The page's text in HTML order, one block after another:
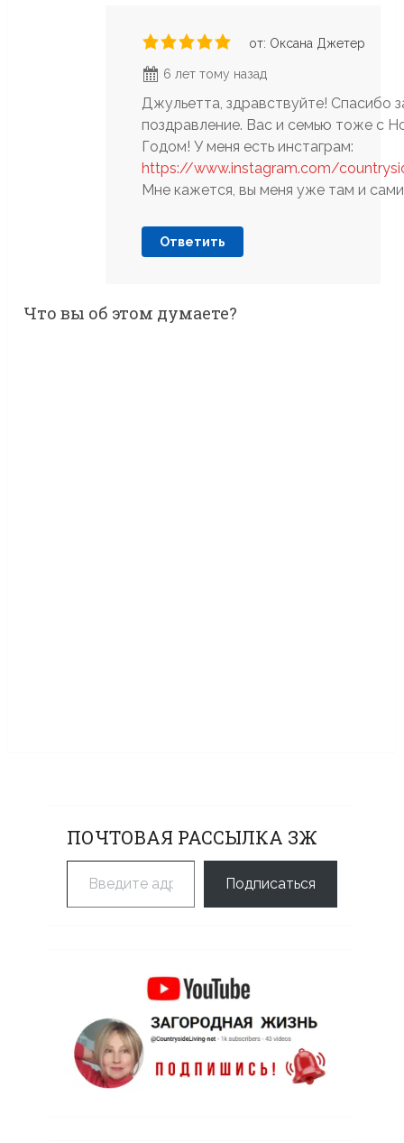
от: Оксана Джетер
6 лет тому назад
Джульетта, здравствуйте! Спасибо
поздравление. Вас и семью тоже с
Годом! У меня есть инстаграм:
https://www.instagram.com/
Мне кажется, вы меня уже там и
Ответить
Что вы об этом думаете?
ПОЧТОВАЯ РАССЫЛКА ЗЖ
Введите адрес электронной почты…
Подписаться